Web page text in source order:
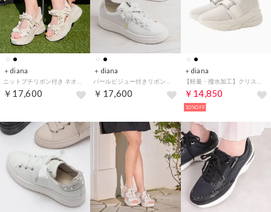
＋diana
￥17,600
＋diana
￥17,600
＋diana
￥14,850
10%OFF